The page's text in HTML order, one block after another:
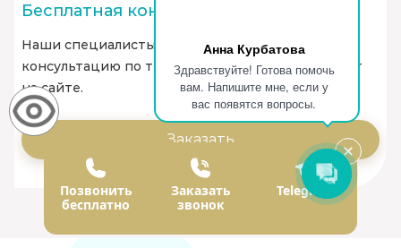
Анна Курбатова
Здравствуйте! Готова помочь
вам. Напишите мне, если у
вас появятся вопросы.
Бесплатная консультация
Наши специалисты оказывают бесплатную
консультацию по телефону или через онлайн-чат
на сайте.
Заказать
Позвонить
бесплатно
Заказать
звонок
Telegram